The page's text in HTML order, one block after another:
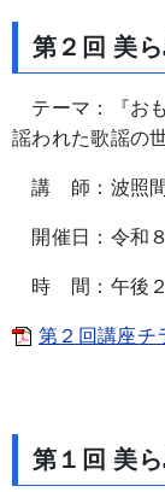
第２回 美
テーマ：『お
謡われた歌謡の
講 師：波照
開催日：令和
時 間：午後２
第２回講座チ
第１回 美